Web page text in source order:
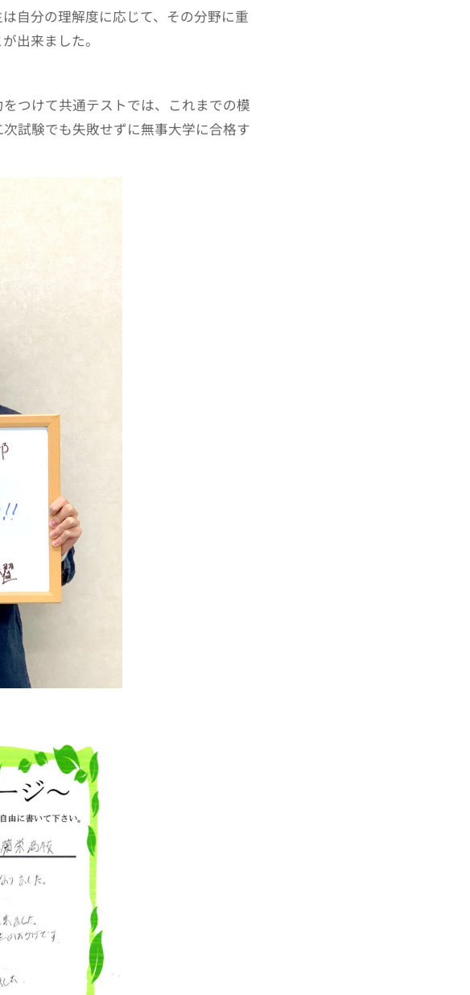
自分の理解度に応じて、その分野に重
出来ました。
つけて共通テストでは、これまでの模
試験でも失敗せずに無事大学に合格す